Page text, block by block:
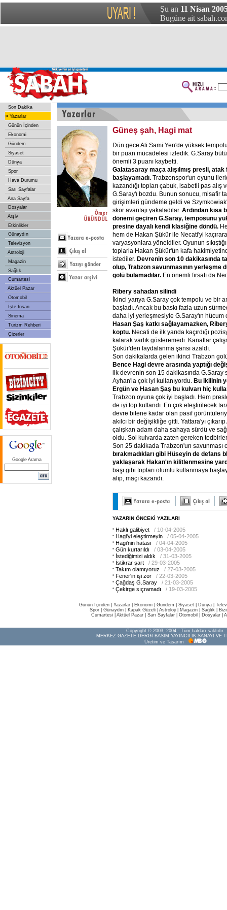
Şu an 11 Nisan
Bugüne ait
Son Dakika
» Yazarlar
Günün İçinden
Ekonomi
Gündem
Siyaset
Dünya
Spor
Hava Durumu
Sarı Sayfalar
Ana Sayfa
Dosyalar
Arşiv
Etkinlikler
Günaydın
Televizyon
Astroloji
Magazin
Sağlık
Cumartesi
Aktüel Pazar
Otomobil
İşte İnsan
Sinema
Turizm Rehberi
Çizerler
Google Arama
Güneş şah, Hagi mat
Dün gece Ali Sami Yen'de yüksek
bir puan mücadelesi izledik. G.Saray
önemli 3 puanı kaybetti.
Galatasaray maça alışılmış presli, atak
başlayamadı. Trabzonspor'un oyunu
kazandığı topları çabuk, isabetli pas
G.Saray'ı bozdu. Bunun sonucu, misafir
girişimleri gündeme geldi ve
skor avantajı yakaladılar. Ardından kısa
dönemi geçiren G.Saray, temposunu
presine dayalı kendi klasiğine döndü.
hem de Hakan Şükür ile Necati'yi
varyasyonlara yöneldiler. Oyunun
toplarla Hakan Şükür'ün kafa
istediler. Devrenin son 10 dakikasında
olup, Trabzon savunmasının yerleşme
golü bulamadılar. En önemli fırsatı da
Ribery sahadan silindi
İkinci yarıya G.Saray çok tempolu ve bir
başladı. Ancak bu baskı fazla uzun
daha iyi yerleşmesiyle G.Saray'ın
Hasan Şaş katkı sağlayamazken,
koptu. Necati de ilk yarıda kaçırdığı
kalarak varlık gösteremedi. Kanatlar
Şükür'den faydalanma şansı azaldı.
Son dakikalarda gelen ikinci Trabzon
Bence Hagi devre arasında yaptığı
ilk devrenin son 15 dakikasında G.Saray
Ayhan'la çok iyi kullanıyordu. Bu ikilinin
Ergün ve Hasan Şaş bu kulvarı hiç
Trabzon oyuna çok iyi başladı. Hem
de iyi top kullandı. En çok eleştirilecek
devre bitene kadar olan pasif
akılcı bir değişikliğe gitti. Yattara'yı
çalışkan adam daha sahaya sürdü ve
oldu. Sol kulvarda zaten gereken tedbirler
Son 25 dakikada Trabzon'un savunması
bırakmadıkları gibi Hüseyin de defans
yaklaşarak Hakan'ın kilitlenmesine
başı gibi topları olumlu kullanmaya
alıp, maçı kazandı.
YAZARIN ÖNCEKİ YAZILARI
Haklı galibiyet
/ 10-04-2005
Hagi'yi eleştirmeyin
/ 05-04-2005
Hagi'nin hatası
/ 04-04-2005
Gün kurtarıldı
/ 03-04-2005
İstediğimizi aldık
/ 31-03-2005
İstikrar şart
/ 29-03-2005
Takım olamıyoruz
/ 27-03-2005
Fener'in işi zor
/ 22-03-2005
Çağdaş G.Saray
/ 21-03-2005
Çekirge sıçramadı
/ 19-03-2005
Günün İçinden Yazarlar Ekonomi Gündem Siyaset Dünya |
Spor
Günaydın Kapak Güzeli Astroloji Magazin Sağlık
Cumartesi| Aktüel Pazar| Sarı Sayfalar| Otomobil Dosyalar|
Copyright © 2003, 2004 - Tüm hakları saklıdır.
MERKEZ GAZETE DERGİ BASIM YAYINCILIK SANAYİ VE
Üretim ve Tasarım